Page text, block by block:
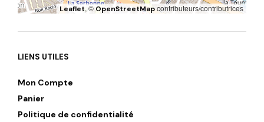
Leaflet, ©OpenStreetMapcontributeurs/contributrices
LIENS UTILES
Mon Compte
Panier
Politique de confidentialité